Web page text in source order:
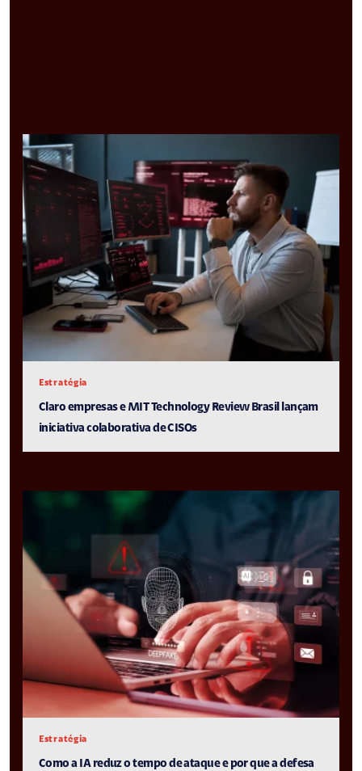
Estratégia
Claro empresas e MIT Technology Review Brasil lançam
iniciativa colaborativa de CISOs
Estratégia
Como a IA reduz o tempo de ataque e por que a defesa